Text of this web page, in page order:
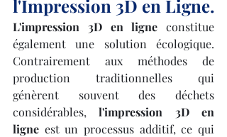
l'Impression 3D en Ligne.
L'impression 3D en ligne constitue
également une solution écologique.
Contrairement aux méthodes de
production traditionnelles qui
génèrent souvent des déchets
considérables, l'impression 3D en
ligne est un processus additif, ce qui